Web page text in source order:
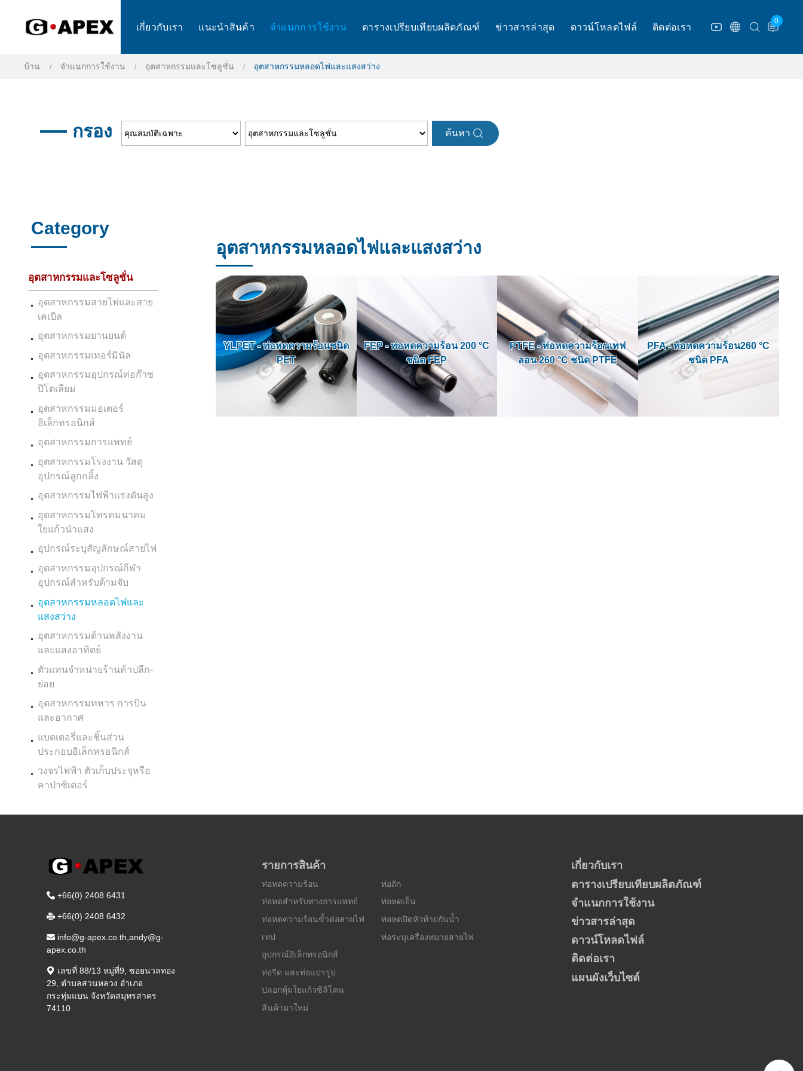
เกี่ยวกับเรา แนะนำสินค้า จำแนกการใช้งาน ตารางเปรียบเทียบผลิตภัณฑ์ ข่าวสารล่าสุด ดาวน์โหลดไฟล์ ติดต่อเรา
0
บ้าน จำแนกการใช้งาน อุตสาหกรรมและโซลูชั่น อุตสาหกรรมหลอดไฟและแสงสว่าง
กรอง ค้นหา
Category
อุตสาหกรรมและโซลูชั่น
อุตสาหกรรมสายไฟและสาย
เคเบิล
อุตสาหกรรมยานยนต์
อุตสาหกรรมเทอร์มินัล
อุตสาหกรรมอุปกรณ์ท่อก๊าซ
ปิโตเลียม
อุตสาหกรรมมอเตอร์
อิเล็กทรอนิกส์
อุตสาหกรรมการแพทย์
อุตสาหกรรมโรงงาน วัสดุ
อุปกรณ์ลูกกลิ้ง
อุตสาหกรรมไฟฟ้าแรงดันสูง
อุตสาหกรรมโทรคมนาคม
ใยแก้วนำแสง
อุปกรณ์ระบุสัญลักษณ์สายไฟ
อุตสาหกรรมอุปกรณ์กีฬา
อุปกรณ์สำหรับด้ามจับ
อุตสาหกรรมหลอดไฟและ
แสงสว่าง
อุตสาหกรรมด้านพลังงาน
และแสงอาทิตย์
ตัวแทนจำหน่ายร้านค้าปลีก-
ย่อย
อุตสาหกรรมทหาร การบิน
และอากาศ
แบตเตอรี่และชิ้นส่วน
ประกอบอิเล็กทรอนิกส์
วงจรไฟฟ้า ตัวเก็บประจุหรือ
คาปาซิเตอร์
อุตสาหกรรมหลอดไฟและแสงสว่าง
YLPET - ท่อหดความร้อนชนิด
PET
FEP - ท่อหดความร้อน 200 °C
ชนิด FEP
PTFE - ท่อหดความร้อนเทฟ
ลอน 260 °C ชนิด PTFE
PFA - ท่อหดความร้อน260 °C
ชนิด PFA
+66(0) 2408 6431
+66(0) 2408 6432
info@g-apex.co.th,andy@g-
apex.co.th
เลขที่ 88/13 หมู่ที่9 ,ซอยนวลทอง
29
ตำบลสวนหลวง อำเภอ
กระทุ่มแบน จังหวัดสมุทรสาคร
74110
รายการสินค้า
ท่อหดความร้อน
ท่อหดสำหรับทางการแพทย์
ท่อหดความร้อนขั้วต่อสายไฟ
เทป
ท่อถัก
ท่อหดเย็น
ท่อหดปิดหัวท้ายกันน้ำ
ท่อระบุเครื่องหมายสายไฟ
อุปกรณ์อิเล็กทรอนิกส์
ท่อรีด และท่อแปรรูป
ปลอกหุ้มใยแก้วซิลิโคน
สินค้ามาใหม่
เกี่ยวกับเรา
ตารางเปรียบเทียบผลิตภัณฑ์
จำแนกการใช้งาน
ข่าวสารล่าสุด
ดาวน์โหลดไฟล์
ติดต่อเรา
แผนผังเว็บไซต์